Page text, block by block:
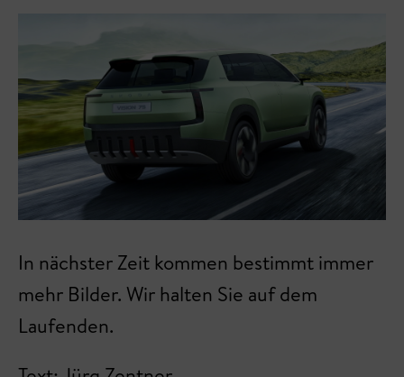
In nächster Zeit kommen bestimmt immer
mehr Bilder. Wir halten Sie auf dem
Laufenden.